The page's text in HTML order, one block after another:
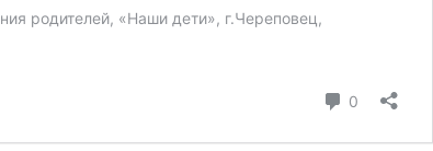
родителей, «Наши дети», г.Череповец,
0